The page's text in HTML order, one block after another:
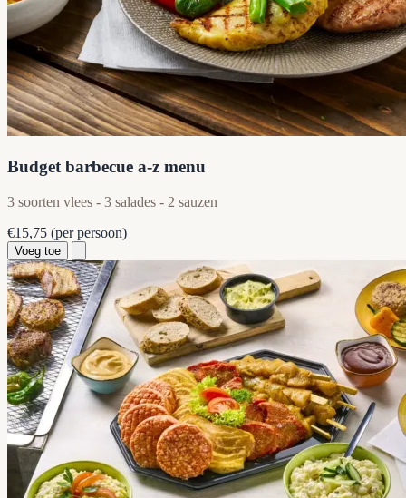
Budget barbecue a-z menu
3 soorten vlees - 3 salades - 2 sauzen
€15,75 (per persoon)
Voeg toe